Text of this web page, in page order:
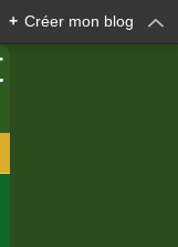
+ Créer mon blog